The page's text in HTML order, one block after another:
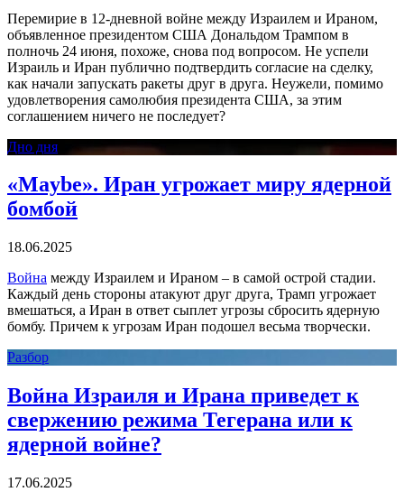
Перемирие в 12-дневной войне между Израилем и Ираном,
объявленное президентом США Дональдом Трампом в
полночь 24 июня, похоже, снова под вопросом. Не успели
Израиль и Иран публично подтвердить согласие на сделку,
как начали запускать ракеты друг в друга. Неужели, помимо
удовлетворения самолюбия президента США, за этим
соглашением ничего не последует?
Дно дня
«Maybe». Иран угрожает миру ядерной
бомбой
18.06.2025
Война между Израилем и Ираном – в самой острой стадии.
Каждый день стороны атакуют друг друга, Трамп угрожает
вмешаться, а Иран в ответ сыплет угрозы сбросить ядерную
бомбу. Причем к угрозам Иран подошел весьма творчески.
Разбор
Война Израиля и Ирана приведет к
свержению режима Тегерана или к
ядерной войне?
17.06.2025